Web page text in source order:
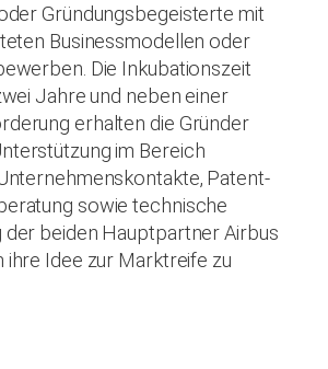
Gründungsbegeisterte mit
Businessmodellen oder
Die Inkubationszeit
Jahre und neben einer
erhalten die Gründer
im Bereich
Patent-
sowie technische
der beiden Hauptpartner Airbus
ihre Idee zur Marktreife zu